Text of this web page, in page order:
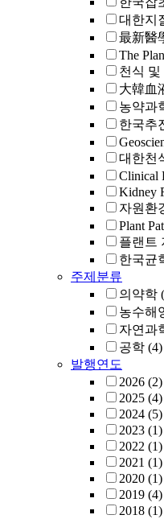
대한지
最新醫
The
천식 및
大韓血
농약과
한국추
대한천
Clinical
Kidney
자원환
Plant
플랜트
한국균
주제분류
의약학
농수해
자연과
공학 (4)
발행연도
2026 (2)
2025 (4)
2024 (5)
2023 (1)
2022 (1)
2021 (1)
2020 (1)
2019 (4)
2018 (1)